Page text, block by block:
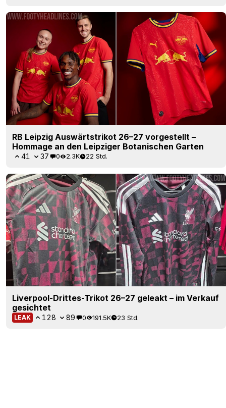
RB Leipzig Auswärtstrikot 26–27 vorgestellt –
Hommage an den Leipziger Botanischen Garten
41 37 0 2.3K 22 Std.
Liverpool-Drittes-Trikot 26–27 geleakt – im Verkauf
gesichtet
LEAK 128 89 0 191.5K 23 Std.